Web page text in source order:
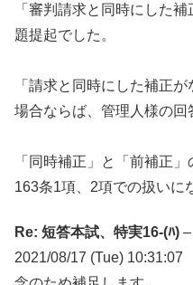
「審判請求と同時にした
題提起でした。
「請求と同時にした補正
場合ならば、管理人様の回
「同時補正」と「前補正」
163条1項、2項での扱いに
Re: 短答本試、特実16-(ﾊ) –
2021/08/17 (Tue) 10:31:07